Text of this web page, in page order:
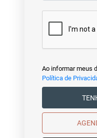
Ao informar meus
Política de